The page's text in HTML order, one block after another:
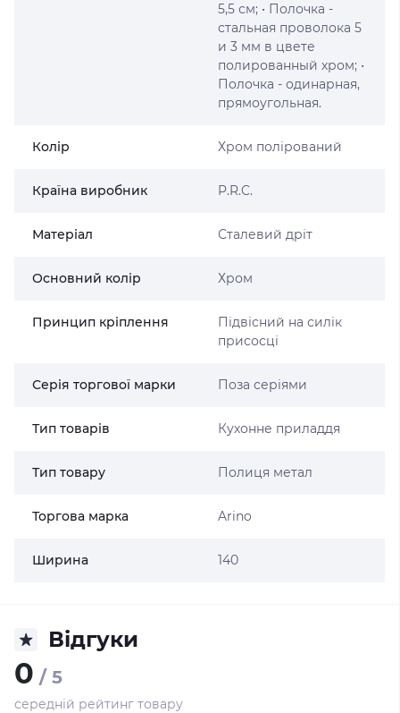
5,5 см; • Полочка -
стальная проволока 5
и 3 мм в цвете
полированный хром; •
Полочка - одинарная,
прямоугольная.
Колір Хром полірований
Країна виробник P.R.C.
Матеріал Сталевий дріт
Основний колір Хром
Принцип кріплення
Підвісний на силік
присосці
Серія торгової марки Поза серіями
Тип товарів Кухонне приладдя
Тип товару Полиця метал
Торгова марка Arino
Ширина 140
Відгуки
0 / 5
середній рейтинг товару